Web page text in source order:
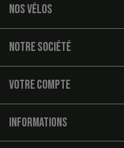
NOS VÉLOS
NOTRE SOCIÉTÉ
VOTRE COMPTE
INFORMATIONS